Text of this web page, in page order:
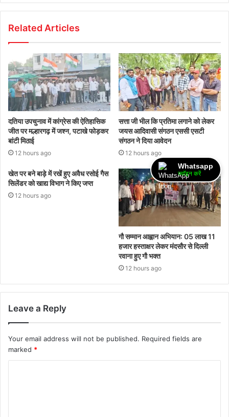
Related Articles
दतिया उपचुनाव में कांग्रेस की ऐतिहासिक
जीत पर मल्हारगढ़ में जश्न, पटाखे फोड़कर
बांटी मिठाई
12 hours ago
सत्ता जी भील कि प्रतिमा लगाने को लेकर
जयस आदिवासी संगठन एससी एसटी
संगठन ने दिया आवेदन
12 hours ago
खेत पर बने बाड़े में रखें हुए अवैध रसोई गैस
सिलेंडर को खाद्य विभाग ने किए जप्त
12 hours ago
गौ सम्मान आह्वान अभियान: 05 लाख 11
हजार हस्ताक्षर लेकर मंदसौर से दिल्ली
रवाना हुए गौ भक्त
12 hours ago
Leave a Reply
Your email address will not be published. Required fields are
marked *
Whatsapp
ज्वॉइन करें